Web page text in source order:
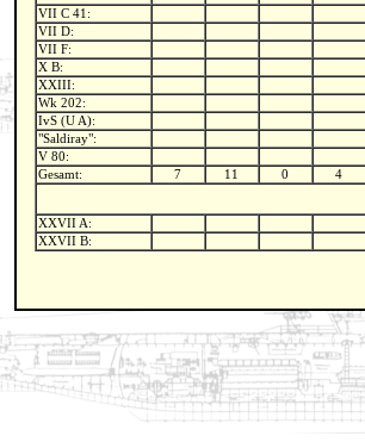
VII C 41:
VII D:
VII F:
X B:
XXIII:
Wk 202:
IvS (U A):
"Saldiray":
V 80:
Gesamt:
7 11 0 4
XXVII A:
XXVII B: